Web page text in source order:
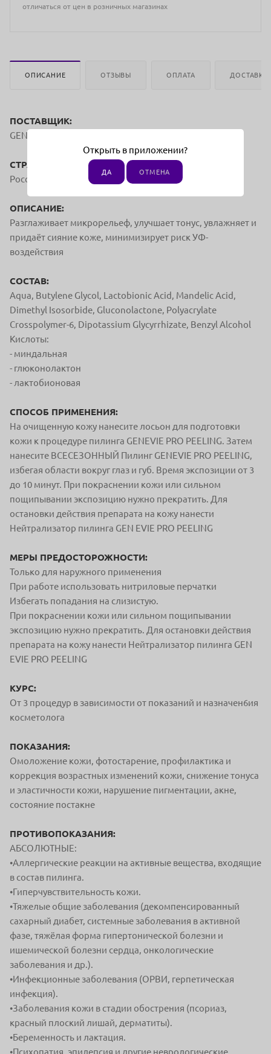
отличаться от цен в розничных магазинах
ОПИСАНИЕ ОТЗЫВЫ ОПЛАТА ДОСТАВКА
ПОСТАВЩИК:
GENEVIE
СТРАНА ПРОИЗВОДСТВА:
Россия
ОПИСАНИЕ:
Разглаживает микрорельеф, улучшает тонус, увлажняет и
придаёт сияние коже, минимизирует риск УФ-
воздействия
СОСТАВ:
Aqua, Butylene Glycol, Lactobionic Acid, Mandelic Acid,
Dimethyl Isosorbide, Gluconolactone, Polyacrylate
Crosspolymer-6, Dipotassium Glycyrrhizate, Benzyl Alcohol
Кислоты:
- миндальная
- глюконолактон
- лактобионовая
СПОСОБ ПРИМЕНЕНИЯ:
На очищенную кожу нанесите лосьон для подготовки
кожи к процедуре пилинга GENEVIE PRO PEELING. Затем
нанесите ВСЕСЕЗОННЫЙ Пилинг GENEVIE PRO PEELING,
избегая области вокруг глаз и губ. Время экспозиции от 3
до 10 минут. При покраснении кожи или сильном
пощипывании экспозицию нужно прекратить. Для
остановки действия препарата на кожу нанести
Нейтрализатор пилинга GEN EVIE PRO PEELING
МЕРЫ ПРЕДОСТОРОЖНОСТИ:
Только для наружного применения
При работе использовать нитриловые перчатки
Избегать попадания на слизистую.
При покраснении кожи или сильном пощипывании
экспозицию нужно прекратить. Для остановки действия
препарата на кожу нанести Нейтрализатор пилинга GEN
EVIE PRO PEELING
КУРС:
От 3 процедур в зависимости от показаний и назначен6ия
косметолога
ПОКАЗАНИЯ:
Омоложение кожи, фотостарение, профилактика и
коррекция возрастных изменений кожи, снижение тонуса
и эластичности кожи, нарушение пигментации, акне,
состояние постакне
ПРОТИВОПОКАЗАНИЯ:
АБСОЛЮТНЫЕ:
•Аллергические реакции на активные вещества, входящие
в состав пилинга.
•Гиперчувствительность кожи.
•Тяжелые общие заболевания (декомпенсированный
сахарный диабет, системные заболевания в активной
фазе, тяжёлая форма гипертонической болезни и
ишемической болезни сердца, онкологические
заболевания и др.).
•Инфекционные заболевания (ОРВИ, герпетическая
инфекция).
•Заболевания кожи в стадии обострения (псориаз,
красный плоский лишай, дерматиты).
•Беременность и лактация.
•Психопатия, эпилепсия и другие неврологические
Открыть в приложении?
ДА ОТМЕНА